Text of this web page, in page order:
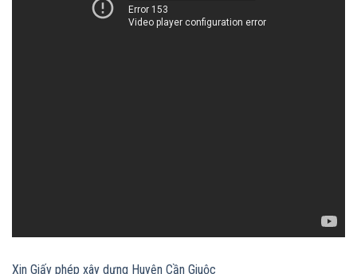
Xin Giấy phép xây dựng Huyện Cần Giuộc